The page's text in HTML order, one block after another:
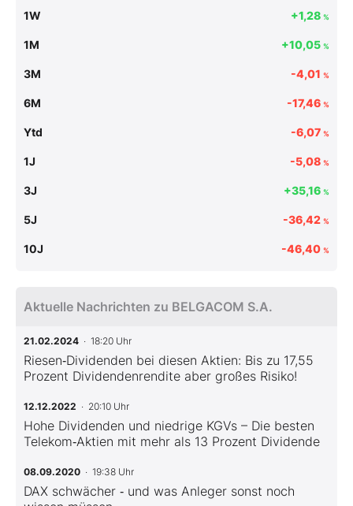
1W +1,28 %
1M +10,05 %
3M -4,01 %
6M -17,46 %
Ytd -6,07 %
1J -5,08 %
3J +35,16 %
5J -36,42 %
10J -46,40 %
Aktuelle Nachrichten zu BELGACOM S.A.
21.02.2024 · 18:20 Uhr
Riesen‑Dividenden bei diesen Aktien: Bis zu 17,55
Prozent Dividendenrendite aber großes Risiko!
12.12.2022 · 20:10 Uhr
Hohe Dividenden und niedrige KGVs – Die besten
Telekom‑Aktien mit mehr als 13 Prozent Dividende
08.09.2020 · 19:38 Uhr
DAX schwächer ‑ und was Anleger sonst noch